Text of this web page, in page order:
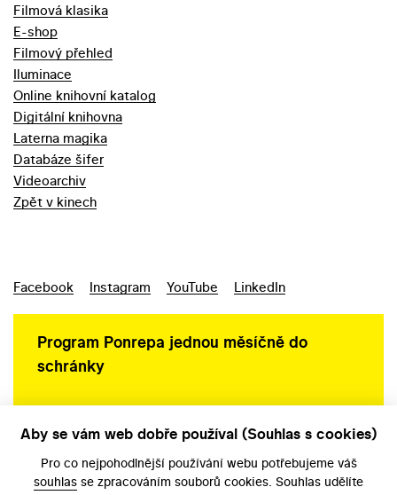
Filmová klasika
E-shop
Filmový přehled
Iluminace
Online knihovní katalog
Digitální knihovna
Laterna magika
Databáze šifer
Videoarchiv
Zpět v kinech
Facebook Instagram YouTube LinkedIn
Program Ponrepa jednou měsíčně do
schránky
Aby se vám web dobře používal (Souhlas s cookies)
Pro co nejpohodlnější používání webu potřebujeme váš
souhlas se zpracováním souborů cookies. Souhlas udělíte